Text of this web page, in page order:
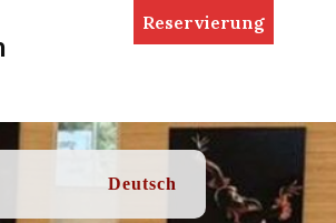
Reservierung
Deutsch